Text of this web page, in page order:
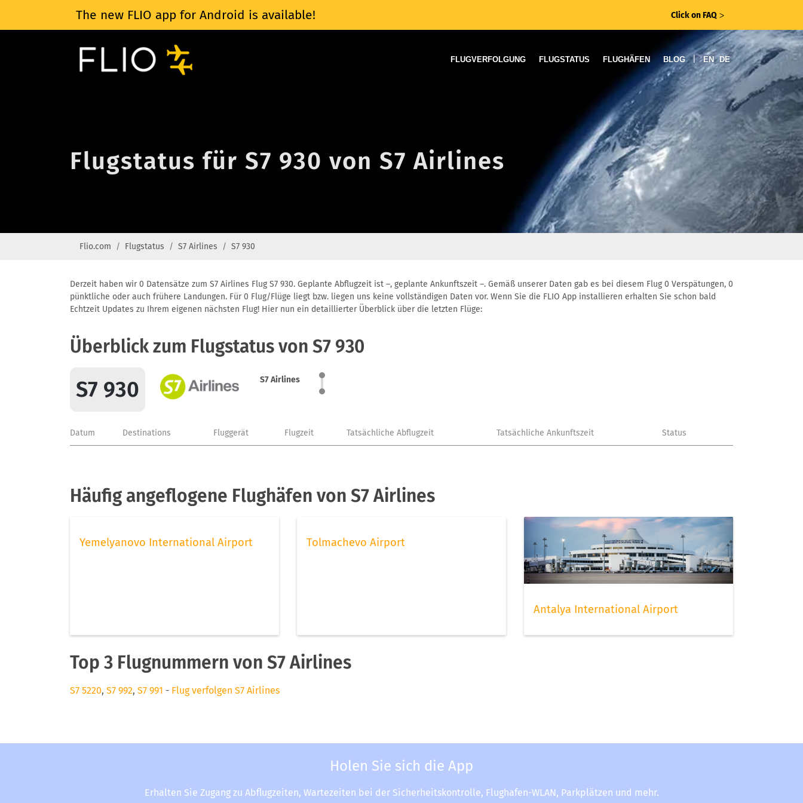
The new FLIO app for Android is available! Click on FAQ ᐳ
FLUGVERFOLGUNG FLUGSTATUS FLUGHÄFEN BLOG | EN DE
Flugstatus für S7 930 von S7 Airlines
Flio.com Flugstatus S7 Airlines S7 930
Derzeit haben wir 0 Datensätze zum S7 Airlines Flug S7 930. Geplante Abflugzeit ist –, geplante Ankunftszeit –. Gemäß unserer Daten gab es bei diesem Flug 0 Verspätungen, 0
pünktliche oder auch frühere Landungen. Für 0 Flug/Flüge liegt bzw. liegen uns keine vollständigen Daten vor. Wenn Sie die FLIO App installieren erhalten Sie schon bald
Echtzeit Updates zu Ihrem eigenen nächsten Flug! Hier nun ein detaillierter Überblick über die letzten Flüge:
Überblick zum Flugstatus von S7 930
S7 930 S7 Airlines
Datum Destinations Fluggerät Flugzeit Tatsächliche Abflugzeit Tatsächliche Ankunftszeit Status
Häufig angeflogene Flughäfen von S7 Airlines
Yemelyanovo International Airport Tolmachevo Airport
Antalya International Airport
Top 3 Flugnummern von S7 Airlines
S7 5220, S7 992, S7 991 - Flug verfolgen S7 Airlines
Holen Sie sich die App
Erhalten Sie Zugang zu Abflugzeiten, Wartezeiten bei der Sicherheitskontrolle, Flughafen-WLAN, Parkplätzen und mehr.